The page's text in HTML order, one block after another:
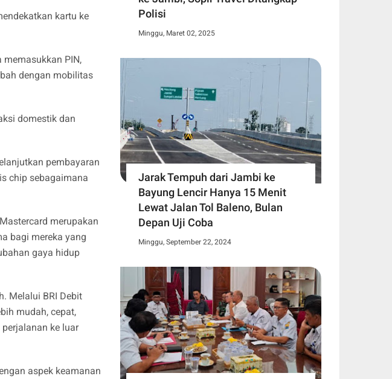
kartu ke
PIN,
dengan mobilitas
domestik dan
pembayaran
chip sebagaimana
merupakan
bagi mereka yang
gaya hidup
Melalui BRI Debit
mudah, cepat,
ke luar
aspek keamanan
Polisi
Minggu, Maret 02, 2025
Jarak Tempuh dari Jambi ke
Bayung Lencir Hanya 15 Menit
Lewat Jalan Tol Baleno, Bulan
Depan Uji Coba
Minggu, September 22, 2024